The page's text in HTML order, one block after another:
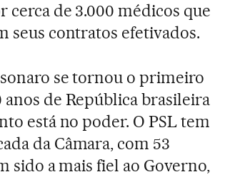
cerca de 3.000 médicos que
seus contratos efetivados.
se tornou o primeiro
de República brasileira
está no poder. O PSL tem
da Câmara, com 53
sido a mais fiel ao Governo,